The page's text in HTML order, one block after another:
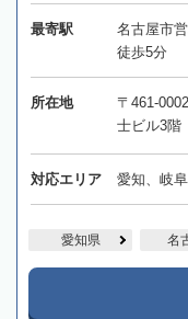
最寄駅
名古屋市
徒歩5分
所在地
〒461-
士ビル3階
対応エリア 愛知、岐
愛知県 名